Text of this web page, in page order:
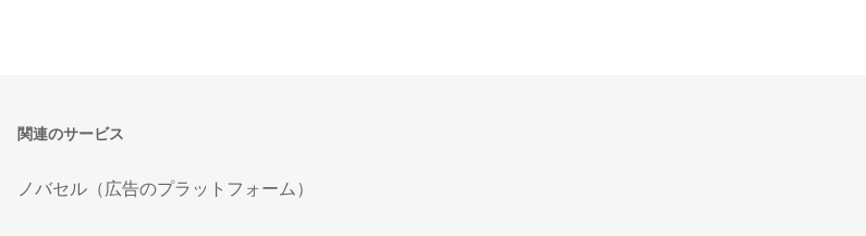
関連のサービス
ノバセル（広告のプラットフォーム）